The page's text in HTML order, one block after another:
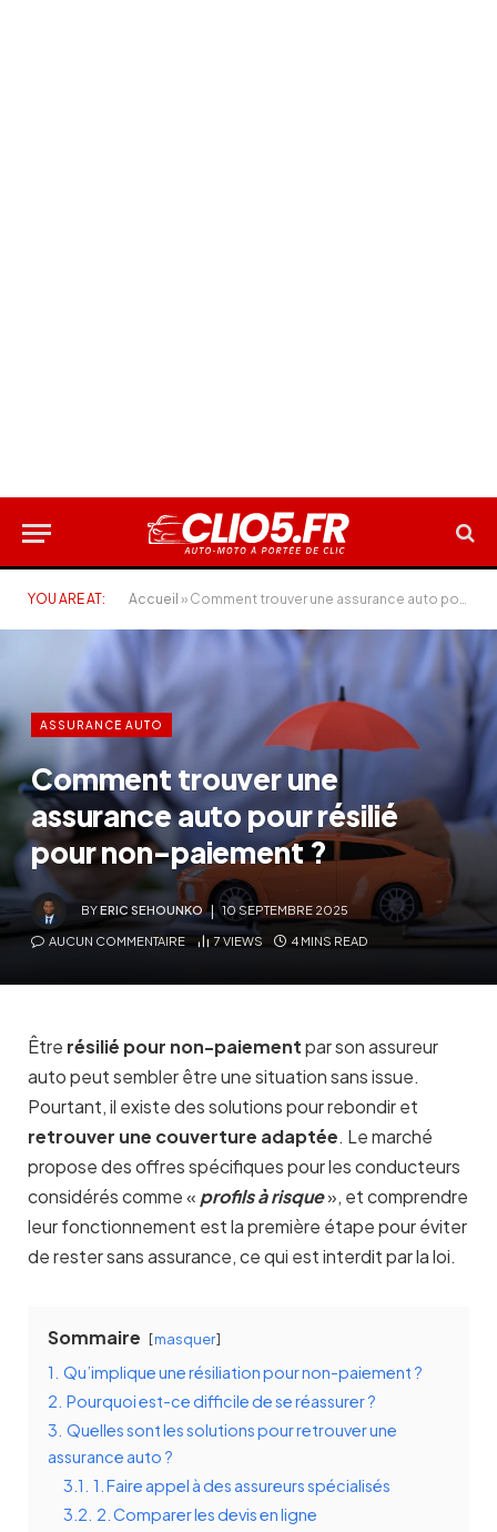
YOU ARE AT: Accueil » Comment trouver une assurance auto pour résilié pour non-paiement ?
ASSURANCE AUTO
Comment trouver une
assurance auto pour résilié
pour non-paiement ?
BYERIC SEHOUNKO 10 SEPTEMBRE 2025
AUCUN COMMENTAIRE 7 VIEWS 4 MINS READ
Être résilié pour non-paiementpar son assureur
auto peut sembler être une situation sans issue.
Pourtant, il existe des solutions pour rebondir et
retrouver une couverture adaptée. Le marché
propose des offres spécifiques pour les conducteurs
considérés comme « profils à risque», et comprendre
leur fonctionnement est la première étape pour éviter
de rester sans assurance, ce qui est interdit par la loi.
Sommaire masquer
1. Qu’implique une résiliation pour non-paiement ?
2. Pourquoi est-ce difficile de se réassurer ?
3. Quelles sont les solutions pour retrouver une
assurance auto ?
3.1. 1. Faire appel à des assureurs spécialisés
3.2. 2. Comparer les devis en ligne